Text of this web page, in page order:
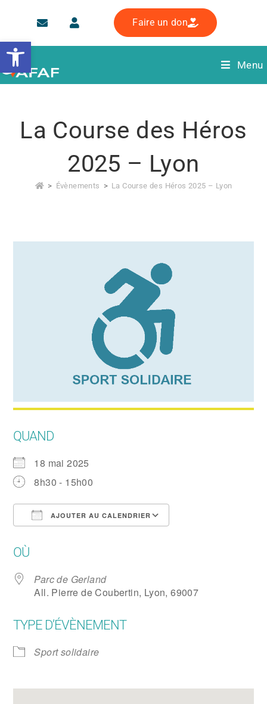
Ouvrir la barre d’outils
Faire un don
Menu
La Course des Héros
2025 – Lyon
> Évènements > La Course des Héros 2025 – Lyon
QUAND
18 mai 2025
8h30 - 15h00
AJOUTER AU CALENDRIER
OÙ
Parc de Gerland
All. Pierre de Coubertin, Lyon, 69007
TYPE D’ÉVÈNEMENT
Sport solidaire